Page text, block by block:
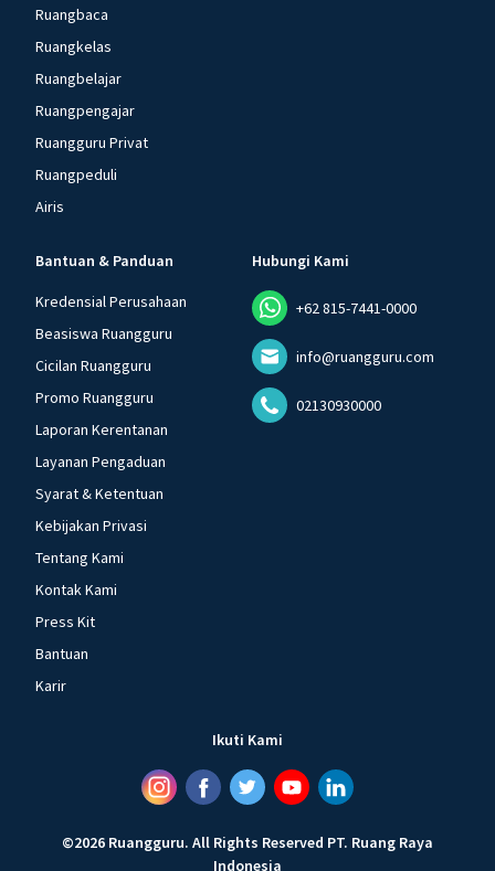
Ruangbaca
Ruangkelas
Ruangbelajar
Ruangpengajar
Ruangguru Privat
Ruangpeduli
Airis
Bantuan & Panduan
Kredensial Perusahaan
Beasiswa Ruangguru
Cicilan Ruangguru
Promo Ruangguru
Laporan Kerentanan
Layanan Pengaduan
Syarat & Ketentuan
Kebijakan Privasi
Tentang Kami
Kontak Kami
Press Kit
Bantuan
Karir
Hubungi Kami
+62 815-7441-0000
info@ruangguru.com
02130930000
Ikuti Kami
©2026 Ruangguru. All Rights Reserved PT. Ruang Raya
Indonesia